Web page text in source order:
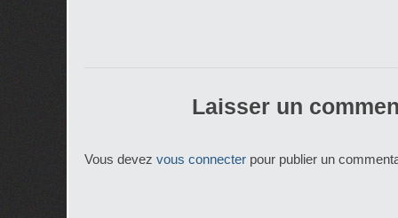
Laisser un
Vous devez vous connecter pour publier un